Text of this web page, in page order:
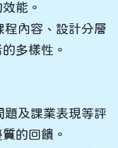
能。
程內容、設計分層
多樣性。
題及課業表現等評
的回饋。